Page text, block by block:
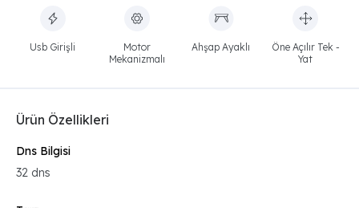
Usb Girişli
Motor
Mekanizmalı
Ahşap Ayaklı
Öne Açılır Tek -
Yat
Ürün Özellikleri
Dns Bilgisi
32 dns